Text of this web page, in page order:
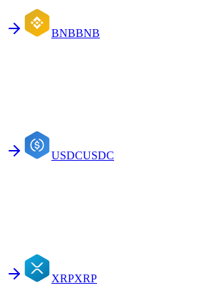
BNBBNB
USDCUSDC
XRPXRP